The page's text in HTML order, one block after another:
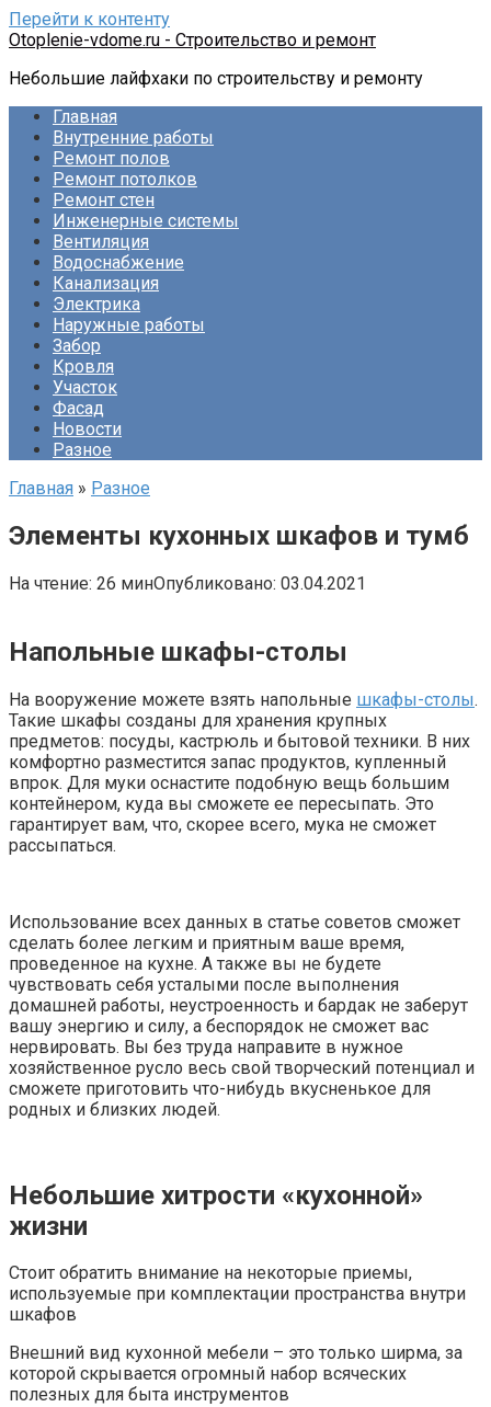
Перейти к контенту
Otoplenie-vdome.ru - Строительство и ремонт
Небольшие лайфхаки по строительству и ремонту
Главная
Внутренние работы
Ремонт полов
Ремонт потолков
Ремонт стен
Инженерные системы
Вентиляция
Водоснабжение
Канализация
Электрика
Наружные работы
Забор
Кровля
Участок
Фасад
Новости
Разное
Главная » Разное
Элементы кухонных шкафов и тумб
На чтение: 26 минОпубликовано: 03.04.2021
Напольные шкафы-столы
На вооружение можете взять напольные шкафы-столы.
Такие шкафы созданы для хранения крупных
предметов: посуды, кастрюль и бытовой техники. В них
комфортно разместится запас продуктов, купленный
впрок. Для муки оснастите подобную вещь большим
контейнером, куда вы сможете ее пересыпать. Это
гарантирует вам, что, скорее всего, мука не сможет
рассыпаться.
Использование всех данных в статье советов сможет
сделать более легким и приятным ваше время,
проведенное на кухне. А также вы не будете
чувствовать себя усталыми после выполнения
домашней работы, неустроенность и бардак не заберут
вашу энергию и силу, а беспорядок не сможет вас
нервировать. Вы без труда направите в нужное
хозяйственное русло весь свой творческий потенциал и
сможете приготовить что-нибудь вкусненькое для
родных и близких людей.
Небольшие хитрости «кухонной»
жизни
Стоит обратить внимание на некоторые приемы,
используемые при комплектации пространства внутри
шкафов
Внешний вид кухонной мебели – это только ширма, за
которой скрывается огромный набор всяческих
полезных для быта инструментов